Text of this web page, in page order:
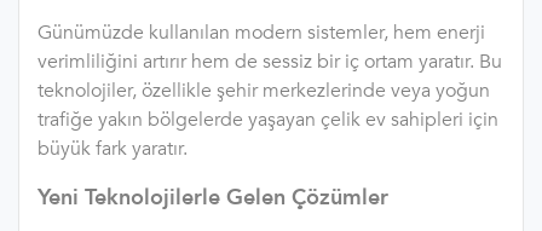
Günümüzde kullanılan modern sistemler, hem enerji
verimliliğini artırır hem de sessiz bir iç ortam yaratır. Bu
teknolojiler, özellikle şehir merkezlerinde veya yoğun
trafiğe yakın bölgelerde yaşayan çelik ev sahipleri için
büyük fark yaratır.
Yeni Teknolojilerle Gelen Çözümler